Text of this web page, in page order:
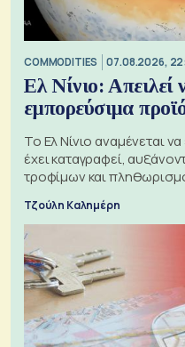
COMMODITIES 07.08.2026,
Ελ Νίνιο: Απειλεί
εμπορεύσιμα
Το Ελ Νίνιο αναμένεται
έχει καταγραφεί,
τροφίμων και
Τζούλη Καλημέρη